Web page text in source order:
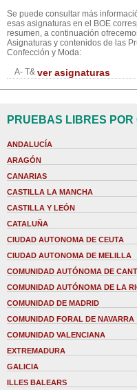
Se puede consultar más
esas asignaturas en el BOE
resumen, a continuación
Asignaturas y contenidos de las
Confección y Moda:
A- T& ver asignaturas
PRUEBAS LIBRES POR
ANDALUCÍA
ARAGÓN
CANARIAS
CASTILLA LA MANCHA
CASTILLA Y LEÓN
CATALUÑA
CIUDAD AUTONOMA DE CEUTA
CIUDAD AUTONOMA DE MELILLA
COMUNIDAD AUTÓNOMA DE
COMUNIDAD AUTÓNOMA DE LA
COMUNIDAD DE MADRID
COMUNIDAD FORAL DE NAVARRA
COMUNIDAD VALENCIANA
EXTREMADURA
GALICIA
ILLES BALEARS